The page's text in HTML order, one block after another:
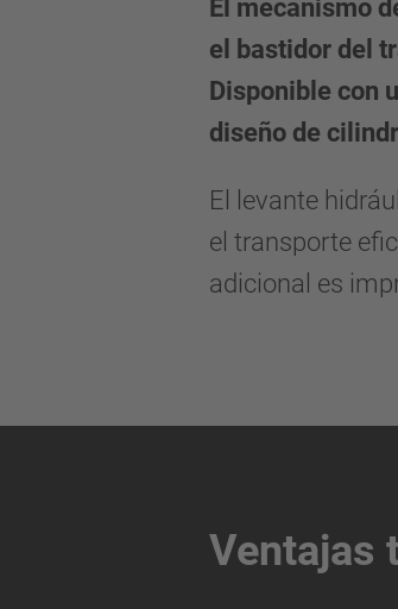
El mecanismo
el bastidor del
Disponible con
diseño de
El levante
el transporte
adicional es
Ventajas